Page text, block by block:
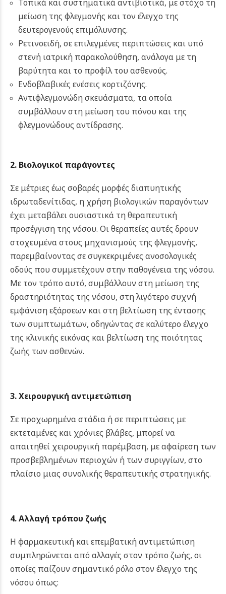
Τοπικά και συστηματικά αντιβιοτικά, με στόχο τη
μείωση της φλεγμονής και τον έλεγχο της
δευτερογενούς επιμόλυνσης.
Ρετινοειδή, σε επιλεγμένες περιπτώσεις και υπό
στενή ιατρική παρακολούθηση, ανάλογα με τη
βαρύτητα και το προφίλ του ασθενούς.
Ενδοβλαβικές ενέσεις κορτιζόνης.
Αντιφλεγμονώδη σκευάσματα, τα οποία
συμβάλλουν στη μείωση του πόνου και της
φλεγμονώδους αντίδρασης.
2. Βιολογικοί παράγοντες
Σε μέτριες έως σοβαρές μορφές διαπυητικής
ιδρωταδενίτιδας, η χρήση βιολογικών παραγόντων
έχει μεταβάλει ουσιαστικά τη θεραπευτική
προσέγγιση της νόσου. Οι θεραπείες αυτές δρουν
στοχευμένα στους μηχανισμούς της φλεγμονής,
παρεμβαίνοντας σε συγκεκριμένες ανοσολογικές
οδούς που συμμετέχουν στην παθογένεια της νόσου.
Με τον τρόπο αυτό, συμβάλλουν στη μείωση της
δραστηριότητας της νόσου, στη λιγότερο συχνή
εμφάνιση εξάρσεων και στη βελτίωση της έντασης
των συμπτωμάτων, οδηγώντας σε καλύτερο έλεγχο
της κλινικής εικόνας και βελτίωση της ποιότητας
ζωής των ασθενών.
3. Χειρουργική αντιμετώπιση
Σε προχωρημένα στάδια ή σε περιπτώσεις με
εκτεταμένες και χρόνιες βλάβες, μπορεί να
απαιτηθεί χειρουργική παρέμβαση, με αφαίρεση των
προσβεβλημένων περιοχών ή των συριγγίων, στο
πλαίσιο μιας συνολικής θεραπευτικής στρατηγικής.
4. Αλλαγή τρόπου ζωής
Η φαρμακευτική και επεμβατική αντιμετώπιση
συμπληρώνεται από αλλαγές στον τρόπο ζωής, οι
οποίες παίζουν σημαντικό ρόλο στον έλεγχο της
νόσου όπως: